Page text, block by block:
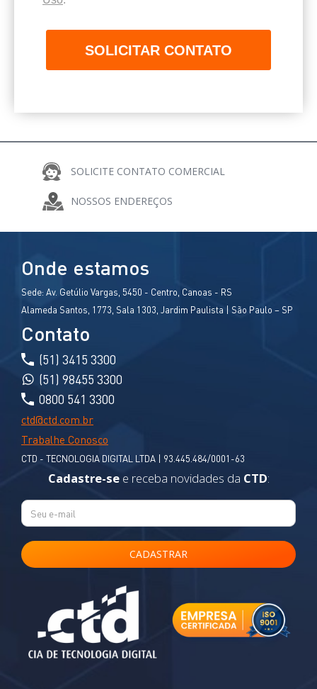
SOLICITAR CONTATO
SOLICITE CONTATO COMERCIAL
NOSSOS ENDEREÇOS
Onde estamos
Sede: Av. Getúlio Vargas, 5450 - Centro, Canoas - RS
Alameda Santos, 1773, Sala 1303, Jardim Paulista | São Paulo – SP
Contato
(51) 3415 3300
(51) 98455 3300
0800 541 3300
ctd@ctd.com.br
Trabalhe Conosco
CTD - TECNOLOGIA DIGITAL LTDA | 93.445.484/0001-63
Cadastre-see receba novidades da CTD: